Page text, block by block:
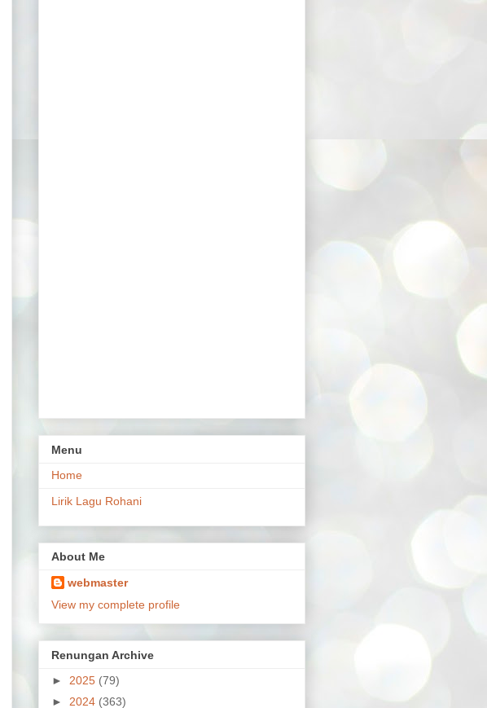
Menu
Home
Lirik Lagu Rohani
About Me
webmaster
View my complete profile
Renungan Archive
► 2025 (79)
► 2024 (363)